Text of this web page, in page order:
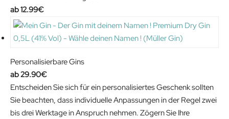
12.99€
Personalisierbare Gins
29.90€
Entscheiden Sie sich für ein personalisiertes Geschenk sollten
Sie beachten, dass individuelle Anpassungen in der Regel zwei
bis drei Werktage in Anspruch nehmen. Zögern Sie Ihre